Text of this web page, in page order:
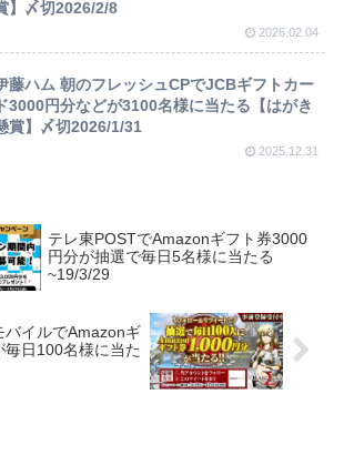
】〆切2026/2/8
2026.02.04
藤ハム 朝のフレッシュCPでJCBギフトカー
ド3000円分などが3100名様に当たる【はがき
賞】〆切2026/1/31
2025.12.31
テレ東POSTでAmazonギフト券3000
円分が抽選で毎日5名様に当たる
~19/3/29
バイルでAmazonギ
日100名様に当た